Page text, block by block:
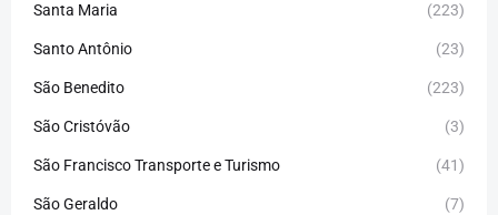
Santa Maria (223)
Santo Antônio (23)
São Benedito (223)
São Cristóvão (3)
São Francisco Transporte e Turismo (41)
São Geraldo (7)